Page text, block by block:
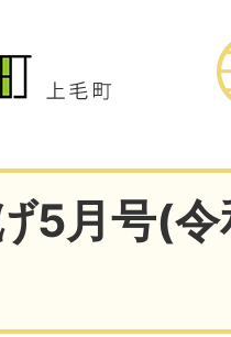
5月号(